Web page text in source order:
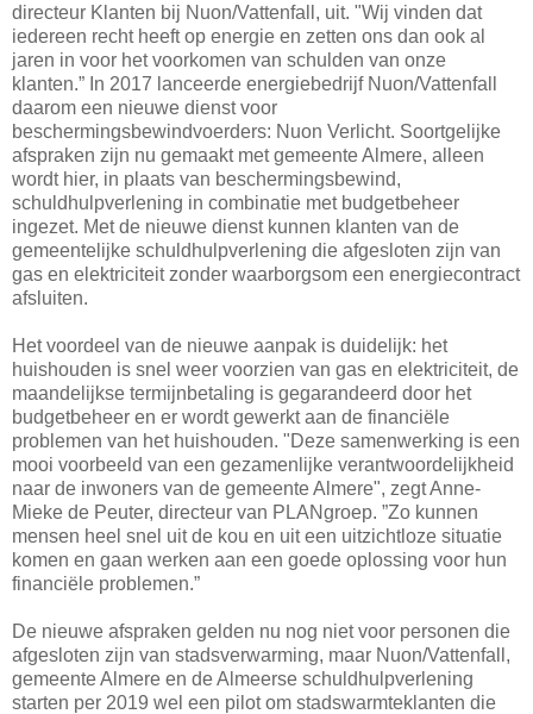
directeur Klanten bij Nuon/Vattenfall, uit. "Wij vinden dat
iedereen recht heeft op energie en zetten ons dan ook al
jaren in voor het voorkomen van schulden van onze
klanten.” In 2017 lanceerde energiebedrijf Nuon/Vattenfall
daarom een nieuwe dienst voor
beschermingsbewindvoerders: Nuon Verlicht. Soortgelijke
afspraken zijn nu gemaakt met gemeente Almere, alleen
wordt hier, in plaats van beschermingsbewind,
schuldhulpverlening in combinatie met budgetbeheer
ingezet. Met de nieuwe dienst kunnen klanten van de
gemeentelijke schuldhulpverlening die afgesloten zijn van
gas en elektriciteit zonder waarborgsom een energiecontract
afsluiten.
Het voordeel van de nieuwe aanpak is duidelijk: het
huishouden is snel weer voorzien van gas en elektriciteit, de
maandelijkse termijnbetaling is gegarandeerd door het
budgetbeheer en er wordt gewerkt aan de financiële
problemen van het huishouden. "Deze samenwerking is een
mooi voorbeeld van een gezamenlijke verantwoordelijkheid
naar de inwoners van de gemeente Almere", zegt Anne-
Mieke de Peuter, directeur van PLANgroep. ”Zo kunnen
mensen heel snel uit de kou en uit een uitzichtloze situatie
komen en gaan werken aan een goede oplossing voor hun
financiële problemen.”
De nieuwe afspraken gelden nu nog niet voor personen die
afgesloten zijn van stadsverwarming, maar Nuon/Vattenfall,
gemeente Almere en de Almeerse schuldhulpverlening
starten per 2019 wel een pilot om stadswarmteklanten die